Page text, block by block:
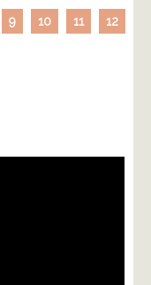
9 10 11 12